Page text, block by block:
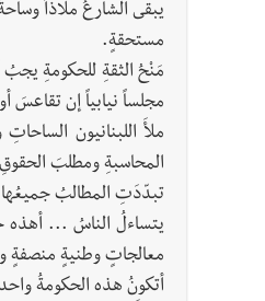
يبقى الشارعُ ملاذاً
مستحقةٍ.
مَنْحُ الثقةِ للحكومةِ
مجلساً نيابياً إن تقاعسَ
المحاسبةِ ومطلبَ
تبدّدَتِ المطالبُ
يتساءلُ الناسُ ... أهذه
معالجاتٍ وطنيةٍ منصفةٍ
أتكونُ هذه الحكومةُ